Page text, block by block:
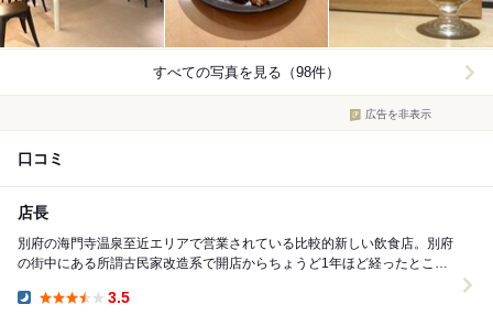
すべての写真を見る（98件）
広告を非表示
口コミ
店長
別府の海門寺温泉至近エリアで営業されている比較的新しい飲食店。別府
の街中にある所謂古民家改造系で開店からちょうど1年ほど経ったところ
3.5